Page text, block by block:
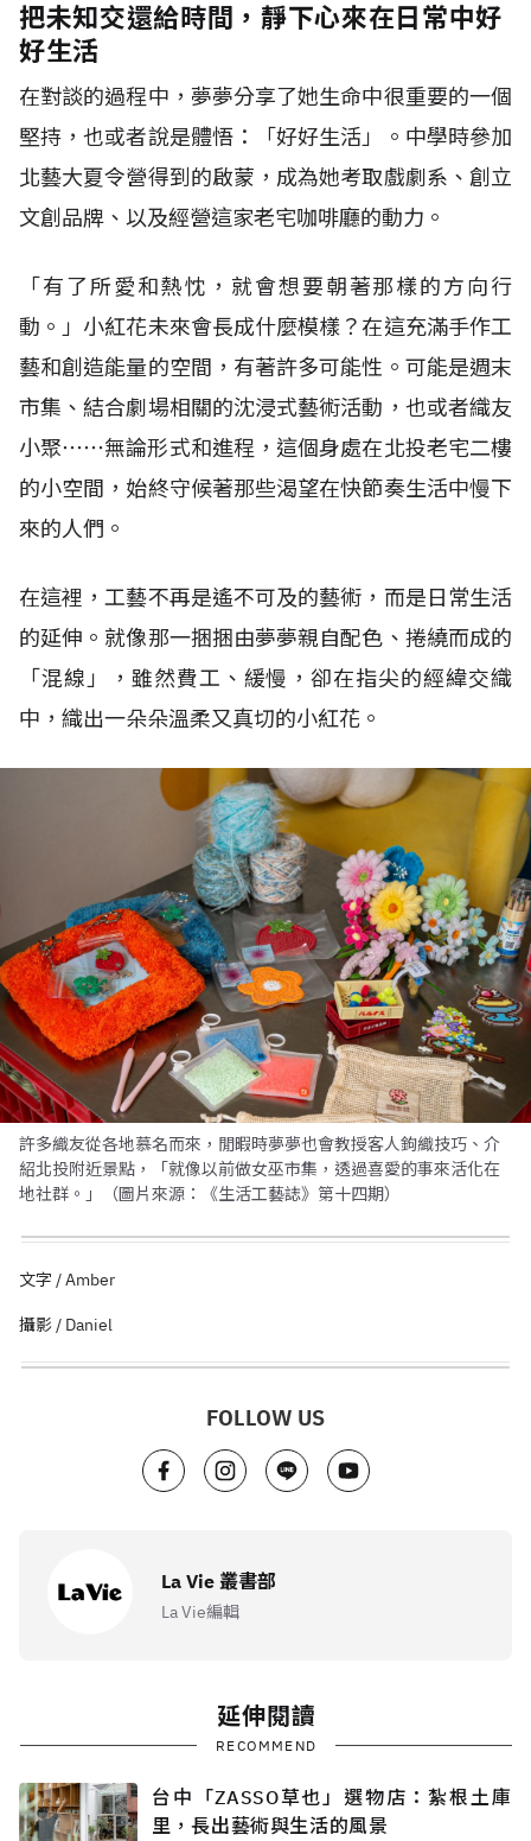
把未知交還給時間，靜下心來在日常中好
好生活
在對談的過程中，夢夢分享了她生命中很重要的一個
堅持，也或者說是體悟：「好好生活」。中學時參加
北藝大夏令營得到的啟蒙，成為她考取戲劇系、創立
文創品牌、以及經營這家老宅咖啡廳的動力。
「有了所愛和熱忱，就會想要朝著那樣的方向行
動。」小紅花未來會長成什麼模樣？在這充滿手作工
藝和創造能量的空間，有著許多可能性。可能是週末
市集、結合劇場相關的沈浸式藝術活動，也或者織友
小聚⋯⋯無論形式和進程，這個身處在北投老宅二樓
的小空間，始終守候著那些渴望在快節奏生活中慢下
來的人們。
在這裡，工藝不再是遙不可及的藝術，而是日常生活
的延伸。就像那一捆捆由夢夢親自配色、捲繞而成的
「混線」，雖然費工、緩慢，卻在指尖的經緯交織
中，織出一朵朵溫柔又真切的小紅花。
許多織友從各地慕名而來，閒暇時夢夢也會教授客人鉤織技巧、介
紹北投附近景點，「就像以前做女巫市集，透過喜愛的事來活化在
地社群。」（圖片來源：《生活工藝誌》第十四期）
文字 / Amber
攝影 / Daniel
FOLLOW US
La Vie 叢書部
La Vie編輯
延伸閱讀
RECOMMEND
台中「ZASSO草也」選物店：紮根土庫
里，長出藝術與生活的風景